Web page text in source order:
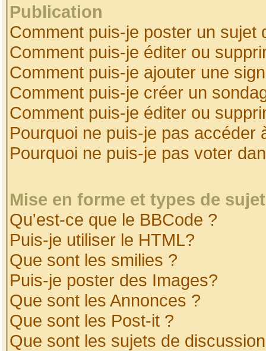
Publication
Comment puis-je poster un sujet
Comment puis-je éditer ou
Comment puis-je ajouter une
Comment puis-je créer un
Comment puis-je éditer ou
Pourquoi ne puis-je pas accéder
Pourquoi ne puis-je pas voter
Mise en forme et types de
Qu'est-ce que le BBCode ?
Puis-je utiliser le HTML?
Que sont les smilies ?
Puis-je poster des Images?
Que sont les Annonces ?
Que sont les Post-it ?
Que sont les sujets de